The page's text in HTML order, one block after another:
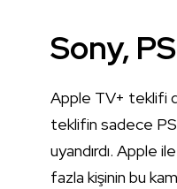
Sony,
Apple TV+ teklifi
teklifin sadece
uyandırdı. Apple
fazla kişinin bu